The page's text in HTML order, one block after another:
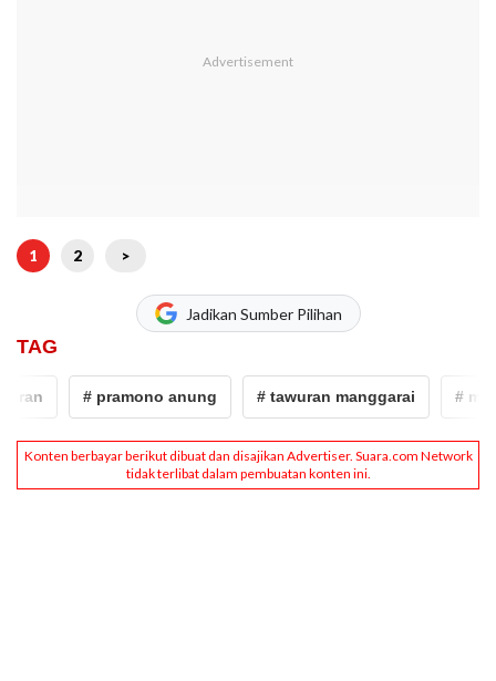
1 2 >
Jadikan Sumber Pilihan
TAG
# pramono anung # tawuran manggarai #